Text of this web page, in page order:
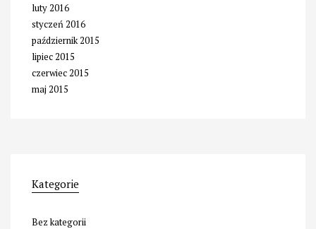
luty 2016
styczeń 2016
październik 2015
lipiec 2015
czerwiec 2015
maj 2015
Kategorie
Bez kategorii